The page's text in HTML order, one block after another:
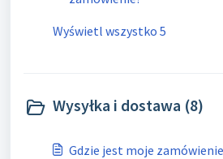
Wyświetl wszystko 5
Wysyłka i dostawa (8)
Gdzie jest moje